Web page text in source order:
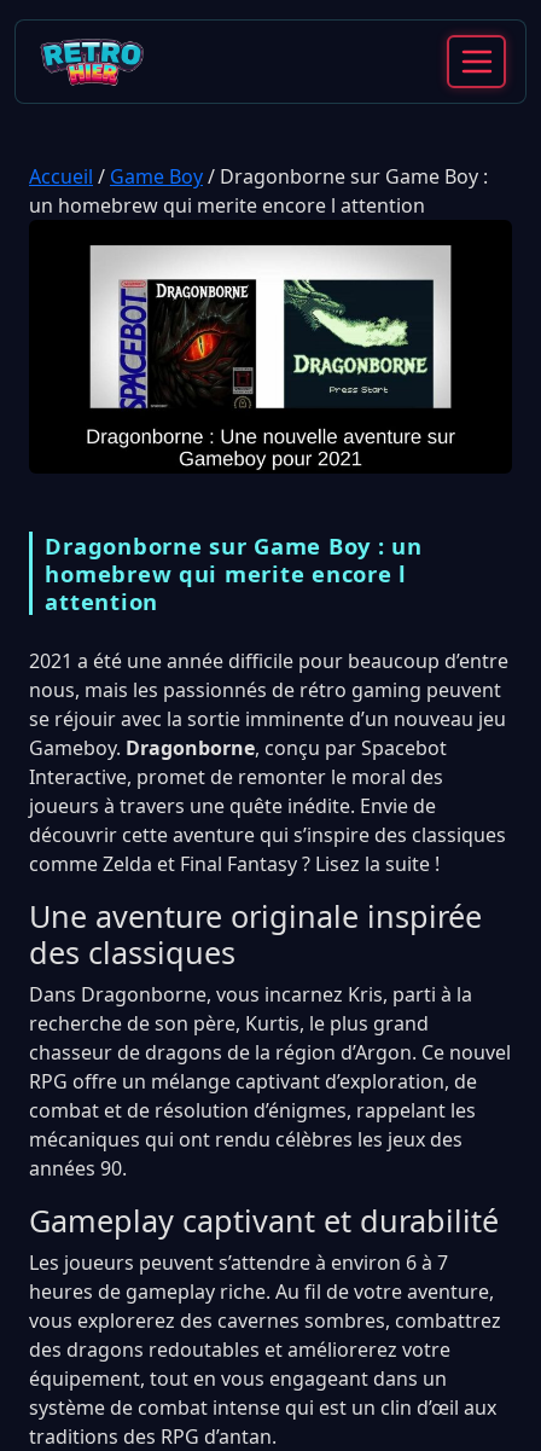
Accueil / Game Boy/ Dragonborne sur Game Boy :
un homebrew qui merite encore l attention
Dragonborne sur Game Boy : un
homebrew qui merite encore l
attention
2021 a été une année difficile pour beaucoup d’entre
nous, mais les passionnés de rétro gaming peuvent
se réjouir avec la sortie imminente d’un nouveau jeu
Gameboy. Dragonborne, conçu par Spacebot
Interactive, promet de remonter le moral des
joueurs à travers une quête inédite. Envie de
découvrir cette aventure qui s’inspire des classiques
comme Zelda et Final Fantasy ? Lisez la suite !
Une aventure originale inspirée
des classiques
Dans Dragonborne, vous incarnez Kris, parti à la
recherche de son père, Kurtis, le plus grand
chasseur de dragons de la région d’Argon. Ce nouvel
RPG offre un mélange captivant d’exploration, de
combat et de résolution d’énigmes, rappelant les
mécaniques qui ont rendu célèbres les jeux des
années 90.
Gameplay captivant et durabilité
Les joueurs peuvent s’attendre à environ 6 à 7
heures de gameplay riche. Au fil de votre aventure,
vous explorerez des cavernes sombres, combattrez
des dragons redoutables et améliorerez votre
équipement, tout en vous engageant dans un
système de combat intense qui est un clin d’œil aux
traditions des RPG d’antan.